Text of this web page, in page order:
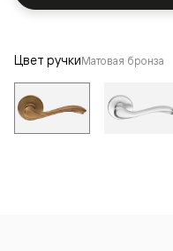
Цвет ручкиМатовая бронза